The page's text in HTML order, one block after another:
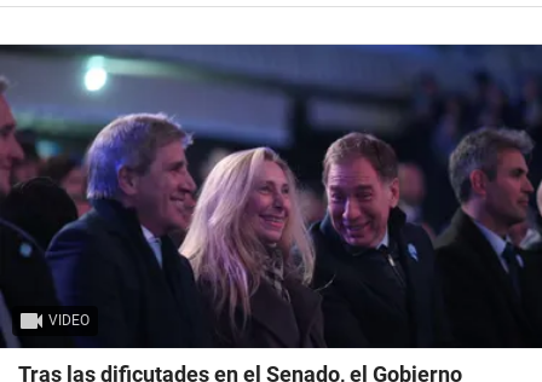
VIDEO
Tras las dificutades en el Senado, el Gobierno